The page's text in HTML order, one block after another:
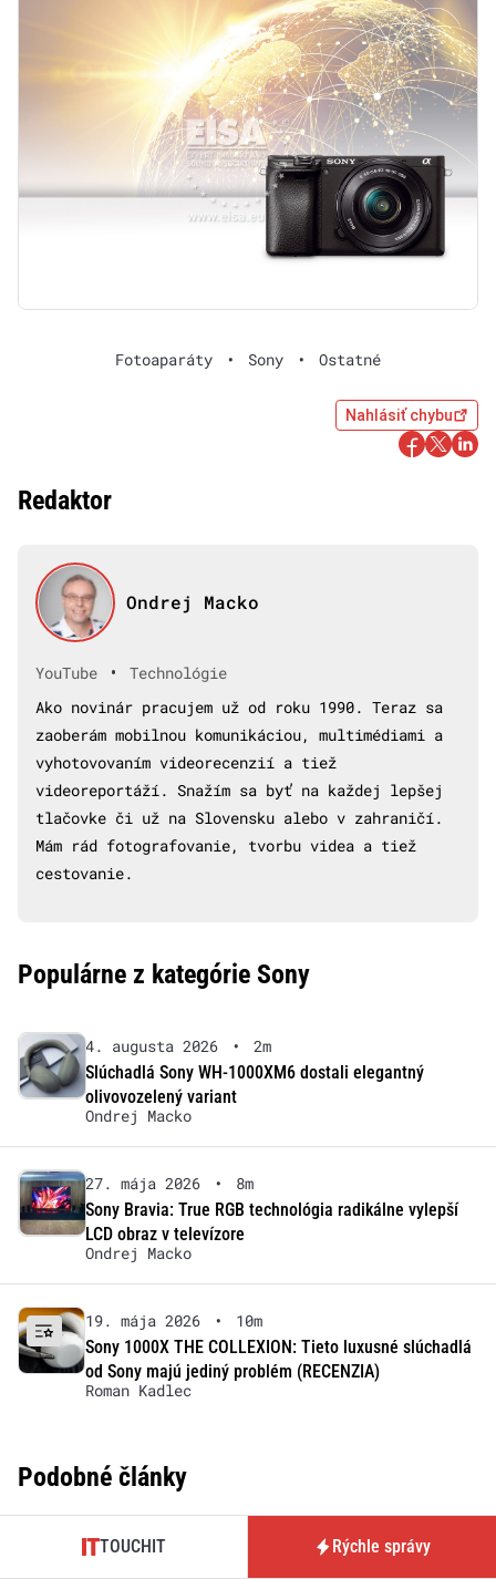
Fotoaparáty • Sony • Ostatné
Nahlásiť chybu
Redaktor
Ondrej Macko
YouTube •
Technológie
Ako novinár pracujem už od roku 1990. Teraz sa
zaoberám mobilnou komunikáciou, multimédiami a
vyhotovovaním videorecenzií a tiež
videoreportáží. Snažím sa byť na každej lepšej
tlačovke či už na Slovensku alebo v zahraničí.
Mám rád fotografovanie, tvorbu videa a tiež
cestovanie.
Populárne z kategórie Sony
4. augusta 2026 •
2m
Slúchadlá Sony WH-1000XM6 dostali elegantný
olivovozelený variant
Ondrej Macko
27. mája 2026 •
8m
Sony Bravia: True RGB technológia radikálne vylepší
LCD obraz v televízore
Ondrej Macko
19. mája 2026 •
10m
Sony 1000X THE COLLEXION: Tieto luxusné slúchadlá
od Sony majú jediný problém (RECENZIA)
Roman Kadlec
Podobné články
8. júla 2026
TOUCHIT Rýchle správy